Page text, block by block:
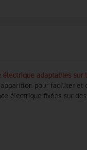
adaptables sur
pour faciliter
électrique fixées sur